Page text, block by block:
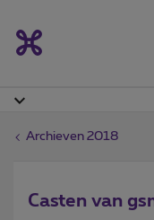
Archieven 2018
Casten van